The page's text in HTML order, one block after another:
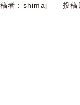
者： shimaj 投稿